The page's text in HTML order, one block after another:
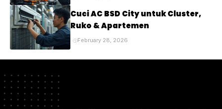
Cuci AC BSD City untuk Cluster,
Ruko & Apartemen
February 28, 2026